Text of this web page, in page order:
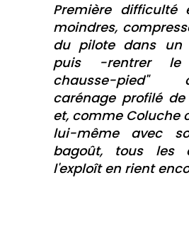
Première difficulté
moindres,
du pilote dans un
puis -rentrer
chausse-
carénage profilé
et, comme Coluche
lui-même avec
bagoût, tous les
l'exploît en rient